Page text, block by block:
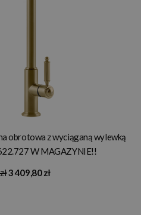
obrotowa z wyciąganą wylewką
W MAGAZYNIE!!
3 409,80 zł